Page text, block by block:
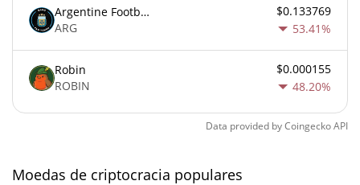
Argentine Football Association Fan Token
ARG
$0.133769
53.41%
Robin
ROBIN
$0.000155
48.20%
Data provided byCoingeckoAPI
Moedas de criptocracia populares